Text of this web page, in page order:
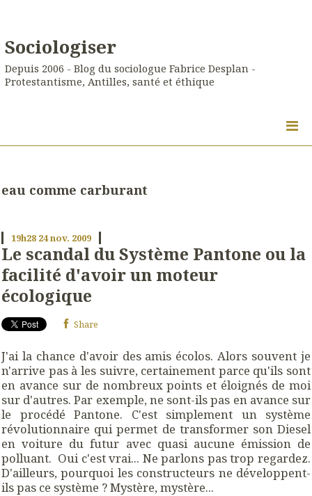
Sociologiser
Depuis 2006 - Blog du sociologue Fabrice Desplan -
Protestantisme, Antilles, santé et éthique
eau comme carburant
19h28 24nov. 2009
Le scandal du Système Pantone ou la
facilité d'avoir un moteur
écologique
Share
J'ai la chance d'avoir des amis écolos. Alors souvent je
n'arrive pas à les suivre, certainement parce qu'ils sont
en avance sur de nombreux points et éloignés de moi
sur d'autres. Par exemple, ne sont-ils pas en avance sur
le procédé Pantone. C'est simplement un système
révolutionnaire qui permet de transformer son Diesel
en voiture du futur avec quasi aucune émission de
polluant. Oui c'est vrai... Ne parlons pas trop regardez.
D'ailleurs, pourquoi les constructeurs ne développent-
ils pas ce système ? Mystère, mystère...